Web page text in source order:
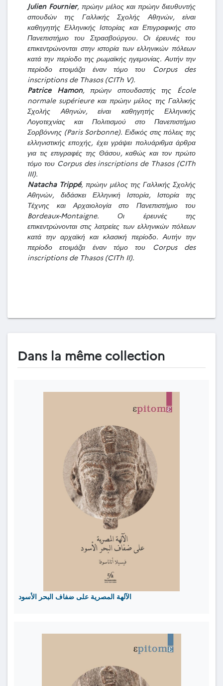
Julien Fournier, πρώην μέλος και πρώην διευθυντής
σπουδών της Γαλλικής Σχολής Αθηνών, είναι
καθηγητής Ελληνικής Ιστορίας και Επιγραφικής στο
Πανεπιστήμιο του Στρασβούργου. Οι έρευνές του
επικεντρώνονται στην ιστορία των ελληνικών πόλεων
κατά την περίοδο της ρωμαϊκής ηγεμονίας. Αυτήν την
περίοδο ετοιμάζει έναν τόμο του Corpus des
inscriptions de Thasos (CITh V).
Patrice Hamon, πρώην σπουδαστής της École
normale supérieure και πρώην μέλος της Γαλλικής
Σχολής Αθηνών, είναι καθηγητής Ελληνικής
Λογοτεχνίας και Πολιτισμού στο Πανεπιστήμιο
Σορβόννης (Paris Sorbonne). Ειδικός στις πόλεις της
ελληνιστικής εποχής, έχει γράψει πολυάριθμα άρθρα
για τις επιγραφές της Θάσου, καθώς και τον πρώτο
τόμο του Corpus des inscriptions de Thasos (CITh
III).
Natacha Trippé, πρώην μέλος της Γαλλικής Σχολής
Αθηνών, διδάσκει Ελληνική Ιστορία, Ιστορία της
Τέχνης και Αρχαιολογία στο Πανεπιστήμιο του
Bordeaux-Montaigne. Οι έρευνές της
επικεντρώνονται στις λατρείες των ελληνικών πόλεων
κατά την αρχαϊκή και κλασική περίοδο. Αυτήν την
περίοδο ετοιμάζει έναν τόμο του Corpus des
inscriptions de Thasos (CITh II).
Dans la même collection
الآلهة المصرية على ضفاف البحر الأسود